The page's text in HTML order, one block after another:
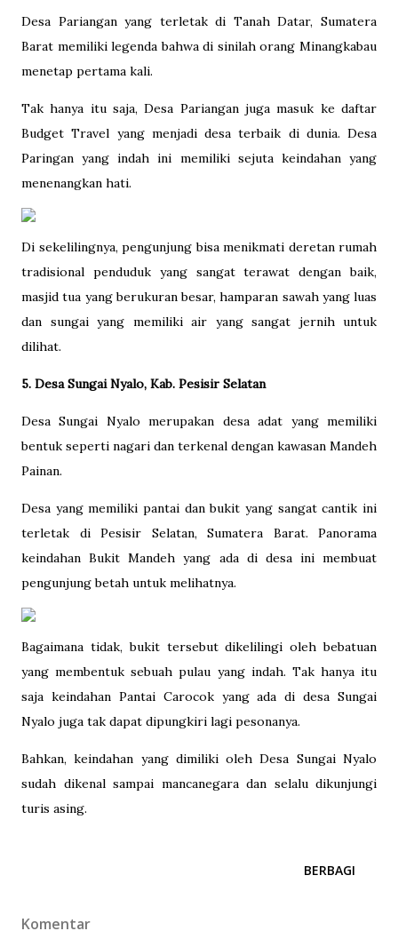
Desa Pariangan yang terletak di Tanah Datar, Sumatera
Barat memiliki legenda bahwa di sinilah orang Minangkabau
menetap pertama kali.
Tak hanya itu saja, Desa Pariangan juga masuk ke daftar
Budget Travel yang menjadi desa terbaik di dunia. Desa
Paringan yang indah ini memiliki sejuta keindahan yang
menenangkan hati.
Di sekelilingnya, pengunjung bisa menikmati deretan rumah
tradisional penduduk yang sangat terawat dengan baik,
masjid tua yang berukuran besar, hamparan sawah yang luas
dan sungai yang memiliki air yang sangat jernih untuk
dilihat.
5. Desa Sungai Nyalo, Kab. Pesisir Selatan
Desa Sungai Nyalo merupakan desa adat yang memiliki
bentuk seperti nagari dan terkenal dengan kawasan Mandeh
Painan.
Desa yang memiliki pantai dan bukit yang sangat cantik ini
terletak di Pesisir Selatan, Sumatera Barat. Panorama
keindahan Bukit Mandeh yang ada di desa ini membuat
pengunjung betah untuk melihatnya.
Bagaimana tidak, bukit tersebut dikelilingi oleh bebatuan
yang membentuk sebuah pulau yang indah. Tak hanya itu
saja keindahan Pantai Carocok yang ada di desa Sungai
Nyalo juga tak dapat dipungkiri lagi pesonanya.
Bahkan, keindahan yang dimiliki oleh Desa Sungai Nyalo
sudah dikenal sampai mancanegara dan selalu dikunjungi
turis asing.
BERBAGI
Komentar